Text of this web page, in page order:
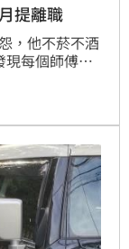
提離職
，他不菸不酒
現每個師傅都
提出離職。